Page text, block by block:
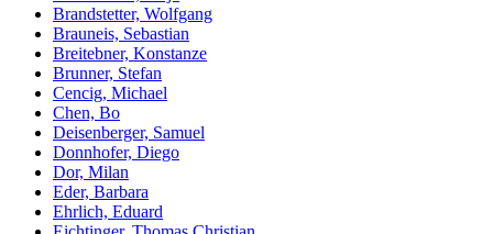
Brandstetter, Wolfgang
Brauneis, Sebastian
Breitebner, Konstanze
Brunner, Stefan
Cencig, Michael
Chen, Bo
Deisenberger, Samuel
Donnhofer, Diego
Dor, Milan
Eder, Barbara
Ehrlich, Eduard